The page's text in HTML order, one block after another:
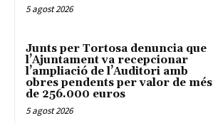
5 agost 2026
Junts per Tortosa denuncia que
l’Ajuntament va recepcionar
l’ampliació de l’Auditori amb
obres pendents per valor de més
de 256.000 euros
5 agost 2026